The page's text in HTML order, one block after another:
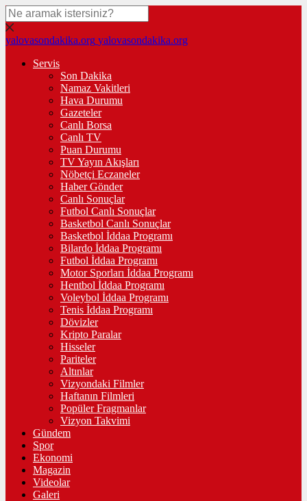
yalovasondakika.org yalovasondakika.org
Servis
Son Dakika
Namaz Vakitleri
Hava Durumu
Gazeteler
Canlı Borsa
Canlı TV
Puan Durumu
TV Yayın Akışları
Nöbetçi Eczaneler
Haber Gönder
Canlı Sonuçlar
Futbol Canlı Sonuçlar
Basketbol Canlı Sonuçlar
Basketbol İddaa Programı
Bilardo İddaa Programı
Futbol İddaa Programı
Motor Sporları İddaa Programı
Hentbol İddaa Programı
Voleybol İddaa Programı
Tenis İddaa Programı
Dövizler
Kripto Paralar
Hisseler
Pariteler
Altınlar
Vizyondaki Filmler
Haftanın Filmleri
Popüler Fragmanlar
Vizyon Takvimi
Gündem
Spor
Ekonomi
Magazin
Videolar
Galeri